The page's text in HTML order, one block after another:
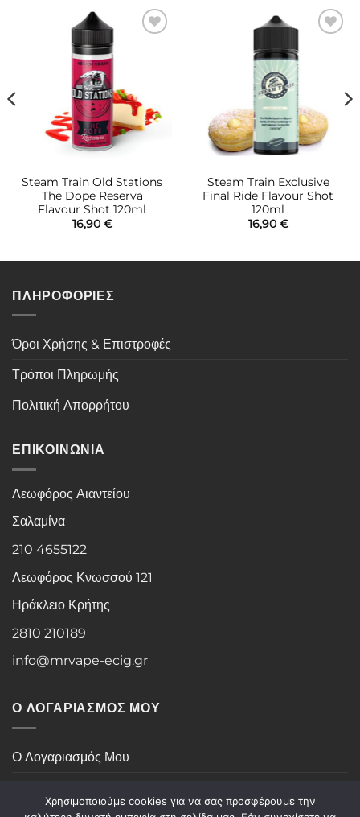
Steam Train Old Stations
The Dope Reserva
Flavour Shot 120ml
16,90 €
στην λίστα
επιθυμιών
Steam Train Exclusive
Final Ride Flavour Shot
120ml
16,90 €
ΠΛΗΡΟΦΟΡΙΕΣ
Όροι Χρήσης & Επιστροφές
Τρόποι Πληρωμής
Πολιτική Απορρήτου
ΕΠΙΚΟΙΝΩΝΙΑ
Λεωφόρος Αιαντείου
Σαλαμίνα
210 4655122
Λεωφόρος Κνωσσού 121
Ηράκλειο Κρήτης
2810 210189
info@mrvape-ecig.gr
Ο ΛΟΓΑΡΙΑΣΜΟΣ ΜΟΥ
Ο Λογαριασμός Μου
Χρησιμοποιούμε cookies για να σας προσφέρουμε την